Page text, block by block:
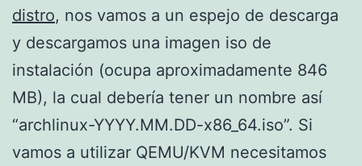
distro, nos vamos a un espejo de descarga
y descargamos una imagen iso de
instalación (ocupa aproximadamente 846
MB), la cual debería tener un nombre así
“archlinux-YYYY.MM.DD-x86_64.iso”. Si
vamos a utilizar QEMU/KVM necesitamos